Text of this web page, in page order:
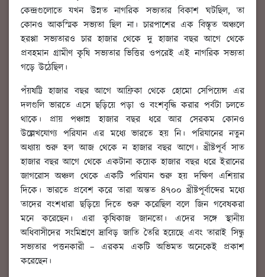
কেন্দ্রগুলোতে যখন উন্নত নাগরিক সভ্যতার বিকাশ ঘটছিল, তা
কোনও আকস্মিক সভ্যতা ছিল না। চারপাশের এক বিস্তৃত অঞ্চলে
হরপ্পা সভ্যতারও চার হাজার থেকে দু হাজার বছর আগে থেকে
প্রবহমান গ্রামীণ কৃষি সভ্যতার ভিত্তির ওপরেই এই নাগরিক সভ্যতা
গড়ে উঠেছিল।
পঁয়ষট্টি হাজার বছর আগে আফ্রিকা থেকে হোমো সেপিয়েন্স এর
দলগুলি ভারতে এসে ছড়িয়ে পড়া ও বংশবৃদ্ধি করার পর্বটা চলতে
থাকে। প্রায় পঞ্চান্ন হাজার বছর ধরে আর সেরকম কোনও
উল্লেখযোগ্য পরিযান এর মধ্যে ভারতে হয় নি। পরিযানের নতুন
অধ্যায় শুরু হল আজ থেকে ন হাজার বছর আগে। খ্রীষ্টপূর্ব সাত
হাজার বছর আগে থেকে একটানা কয়েক হাজার বছর ধরে ইরানের
জাগরোস অঞ্চল থেকে একটি পরিযান শুরু হয় দক্ষিণ এশিয়ার
দিকে। ভারতে প্রবেশ করে তারা অন্তত ৪৭০০ খ্রীষ্টপূর্বাব্দের মধ্যে
তাদের বংশধারা ছড়িয়ে দিতে শুরু করেছিল বলে জিন গবেষকরা
মনে করেছেন। এরা কৃষিকাজ জানতো। এদের সঙ্গে স্থানীয়
অধিবাসীদের সংমিশ্রণে দ্রাবিড় জাতি তৈরি হয়েছে এবং তারাই সিন্ধু
সভ্যতার পত্তনকারী – এরকম একটি অভিমত অনেকেই প্রকাশ
করেছেন।